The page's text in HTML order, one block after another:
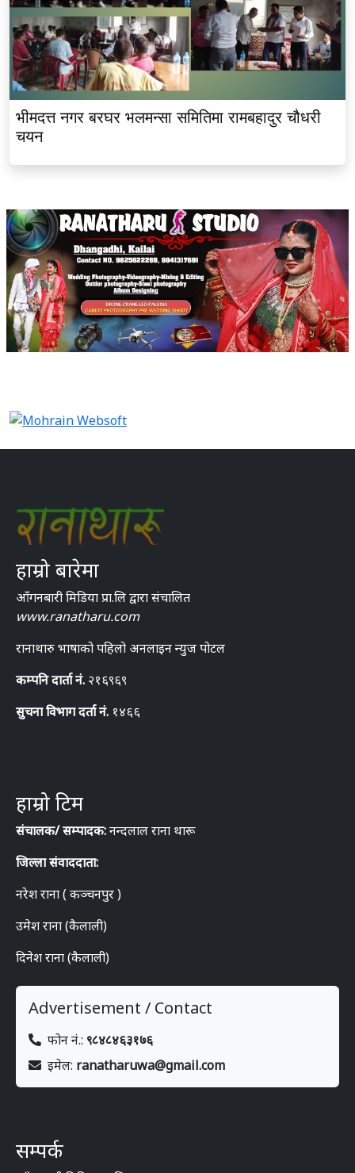
भीमदत्त नगर बरघर भलमन्सा समितिमा रामबहादुर चौधरी
चयन
हाम्रो बारेमा
आँगनबारी मिडिया प्रा.लि द्वारा संचालित
www.ranatharu.com
रानाथारु भाषाको पहिलो अनलाइन न्युज पोटल
कम्पनि दार्ता नं. २१६९६९
सुचना विभाग दर्ता नं. १४६६
हाम्रो टिम
संचालक/ सम्पादक:नन्दलाल राना थारू
जिल्ला संवाददाता:
नरेश राना ( कञ्चनपुर )
उमेश राना (कैलाली)
दिनेश राना (कैलाली)
Advertisement / Contact
फोन नं.: ९८४८४६३१७६
इमेल: ranatharuwa@gmail.com
सम्पर्क